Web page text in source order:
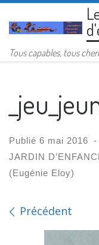
Passer au
Tous capables, tous
Publié 6 mai 2016 -
JARDIN
(Eugénie Eloy)
Navigation
Précédent